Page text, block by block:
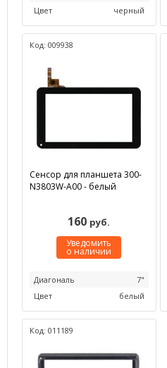
Цвет
черный
Код: 009938
Сенсор для планшета 300-
N3803W-A00 - белый
160 руб.
Уведомить
о наличии
Диагональ
7"
Цвет
белый
Код: 011189